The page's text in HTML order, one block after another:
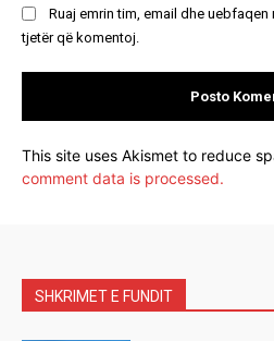
Ruaj emrin tim, email dhe
tjetër që komentoj.
This site uses Akismet to reduce
comment data is processed.
SHKRIMET E FUNDIT